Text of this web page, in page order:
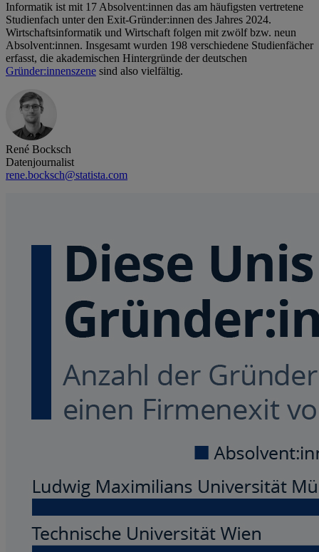
Informatik ist mit 17 Absolvent:innen das am häufigsten vertretene
Studienfach unter den Exit-Gründer:innen des Jahres 2024.
Wirtschaftsinformatik und Wirtschaft folgen mit zwölf bzw. neun
Absolvent:innen. Insgesamt wurden 198 verschiedene Studienfächer
erfasst, die akademischen Hintergründe der deutschen
Gründer:innenszene sind also vielfältig.
René Bocksch
Datenjournalist
rene.bocksch@statista.com